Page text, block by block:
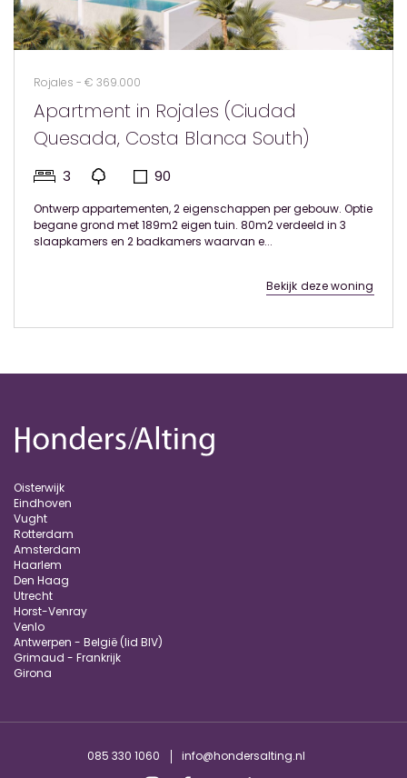
Rojales - € 369.000
Apartment in Rojales (Ciudad
Quesada, Costa Blanca South)
3 90
Ontwerp appartementen, 2 eigenschappen per gebouw. Optie
begane grond met 189m2 eigen tuin. 80m2 verdeeld in 3
slaapkamers en 2 badkamers waarvan e...
Bekijk deze woning
Oisterwijk
Eindhoven
Vught
Rotterdam
Amsterdam
Haarlem
Den Haag
Utrecht
Horst-Venray
Venlo
Antwerpen - België (lid BIV)
Grimaud - Frankrijk
Girona
085 330 1060 info@hondersalting.nl